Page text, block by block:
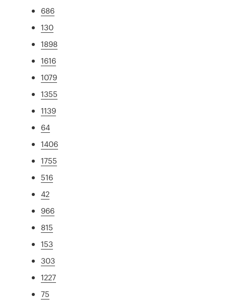
686
130
1898
1616
1079
1355
1139
64
1406
1755
516
42
966
815
153
303
1227
75